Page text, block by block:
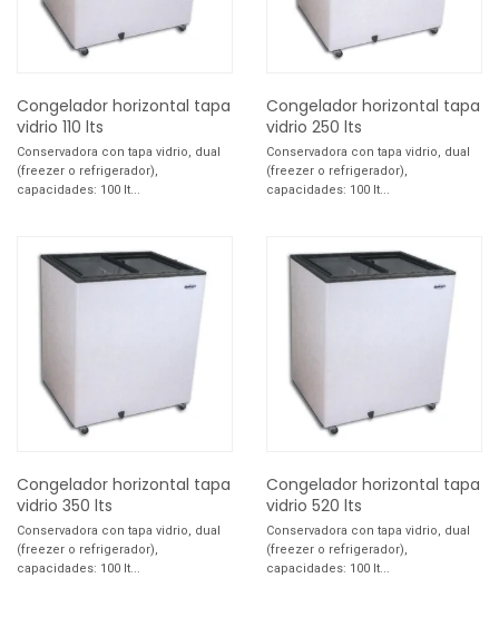
Congelador horizontal tapa
vidrio 110 lts
Conservadora con tapa vidrio, dual
(freezer o refrigerador),
capacidades: 100 lt...
Congelador horizontal tapa
vidrio 250 lts
Conservadora con tapa vidrio, dual
(freezer o refrigerador),
capacidades: 100 lt...
Congelador horizontal tapa
vidrio 350 lts
Conservadora con tapa vidrio, dual
(freezer o refrigerador),
capacidades: 100 lt...
Congelador horizontal tapa
vidrio 520 lts
Conservadora con tapa vidrio, dual
(freezer o refrigerador),
capacidades: 100 lt...